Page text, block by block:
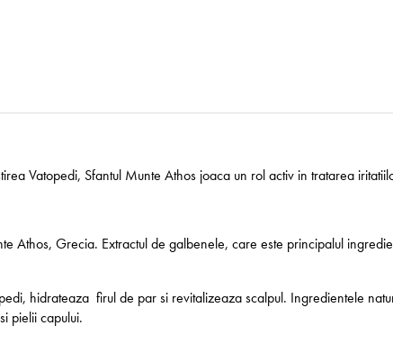
Vatopedi, Sfantul Munte Athos joaca un rol activ in tratarea
Athos, Grecia. Extractul de galbenele, care este principalul
hidrateaza firul de par si revitalizeaza scalpul. Ingredientele
pielii capului.